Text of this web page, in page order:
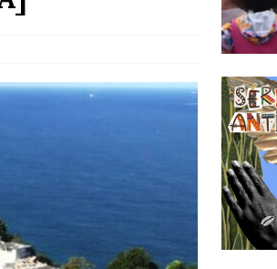
Povos das Águas Reúne
da Praia do Remanso
Abandonados,
10 Anos Após Rio2016